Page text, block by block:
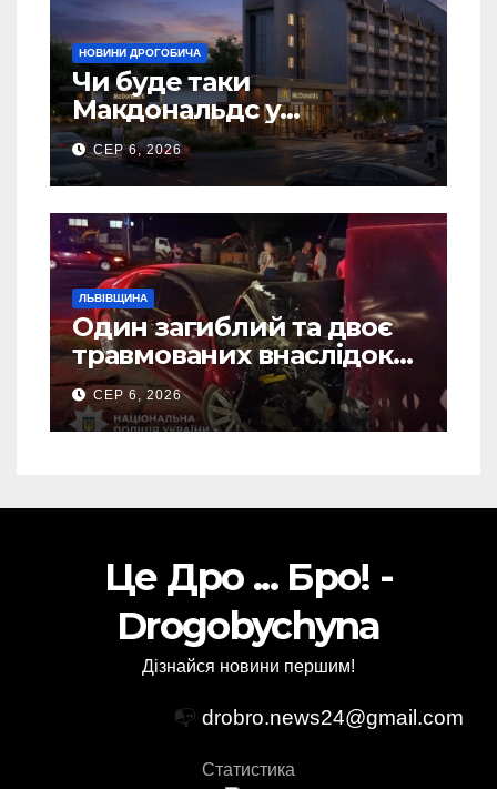
НОВИНИ ДРОГОБИЧА
Чи буде таки
Макдональдс у
Дрогобичі? (Фото)
СЕР 6, 2026
ЛЬВІВЩИНА
Один загиблий та двоє
травмованих внаслідок
ДТП на Самбірщині
СЕР 6, 2026
Це Дро ... Бро! -
Drogobychyna
Дізнайся новини першим!
📭 drobro.news24@gmail.com
Статистика